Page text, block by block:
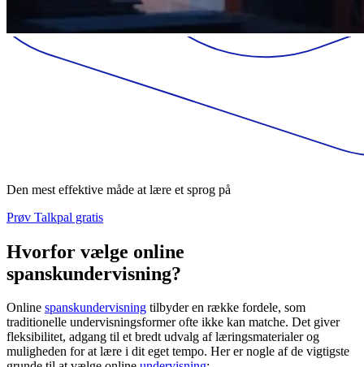
Den mest effektive måde at lære et sprog på
Prøv Talkpal gratis
Hvorfor vælge online
spanskundervisning?
Online spanskundervisning tilbyder en række fordele, som
traditionelle undervisningsformer ofte ikke kan matche. Det giver
fleksibilitet, adgang til et bredt udvalg af læringsmaterialer og
muligheden for at lære i dit eget tempo. Her er nogle af de vigtigste